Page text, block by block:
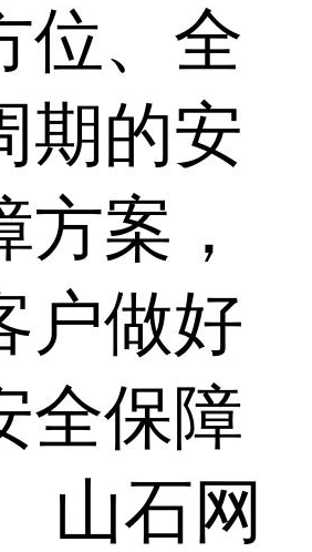
位、全
期的安
方案，
户做好
全保障
山石网